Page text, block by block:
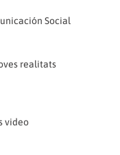
Social
realitats
video